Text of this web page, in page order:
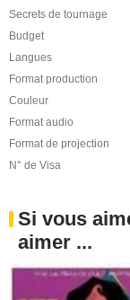
Secrets de tournage
Budget
Langues
Format production
Couleur
Format audio
Format de projection
N° de Visa
Si vous
aimer ...